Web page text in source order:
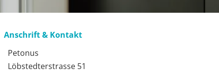
Anschrift & Kontakt
Petonus
Löbstedterstrasse 51